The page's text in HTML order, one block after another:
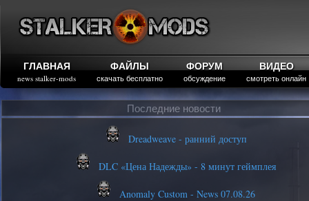
ГЛАВНАЯ
news stalker-mods
ФАЙЛЫ
скачать бесплатно
ФОРУМ
обсуждение
ВИДЕО
смотреть онлайн
Последние новости
Dreadweave - ранний доступ
DLC «Цена Надежды» - 8 минут геймплея
Anomaly Custom - News 07.08.26